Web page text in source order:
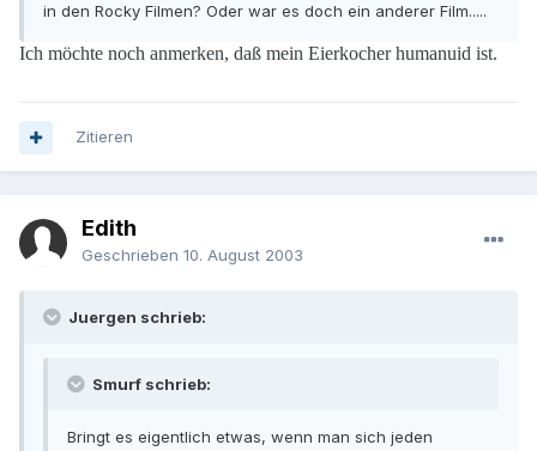
in den Rocky Filmen? Oder war es doch ein anderer Film.....
Ich möchte noch anmerken, daß mein Eierkocher humanuid ist.
Zitieren
Edith
Geschrieben 10. August 2003
Juergen schrieb:
Smurf schrieb:
Bringt es eigentlich etwas, wenn man sich jeden